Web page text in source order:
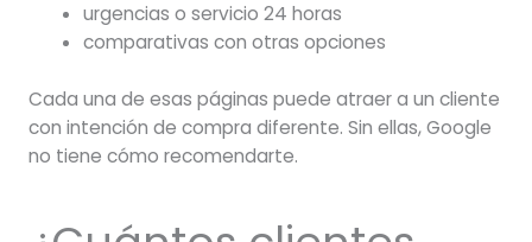
urgencias o servicio 24 horas
comparativas con otras opciones
Cada una de esas páginas puede atraer a un cliente
con intención de compra diferente. Sin ellas, Google
no tiene cómo recomendarte.